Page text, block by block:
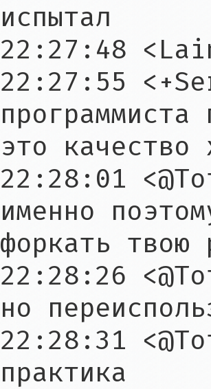
испытал
22:27:48
22:27:55
программиста
это качество
22:28:01
именно
форкать твою
22:28:26
но
22:28:31
практика